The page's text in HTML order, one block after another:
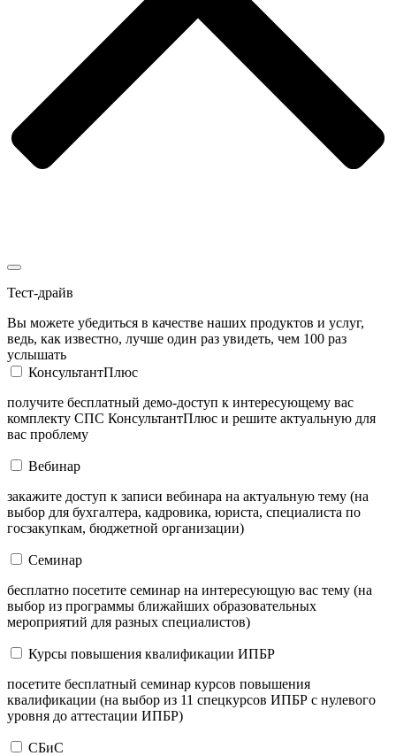
Тест-драйв
Вы можете убедиться в качестве наших продуктов и услуг,
ведь, как известно, лучше один раз увидеть, чем 100 раз
услышать
КонсультантПлюс
получите бесплатный демо-доступ к интересующему вас
комплекту СПС КонсультантПлюс и решите актуальную для
вас проблему
Вебинар
закажите доступ к записи вебинара на актуальную тему (на
выбор для бухгалтера, кадровика, юриста, специалиста по
госзакупкам, бюджетной организации)
Семинар
бесплатно посетите семинар на интересующую вас тему (на
выбор из программы ближайших образовательных
мероприятий для разных специалистов)
Курсы повышения квалификации ИПБР
посетите бесплатный семинар курсов повышения
квалификации (на выбор из 11 спецкурсов ИПБР с нулевого
уровня до аттестации ИПБР)
СБиС